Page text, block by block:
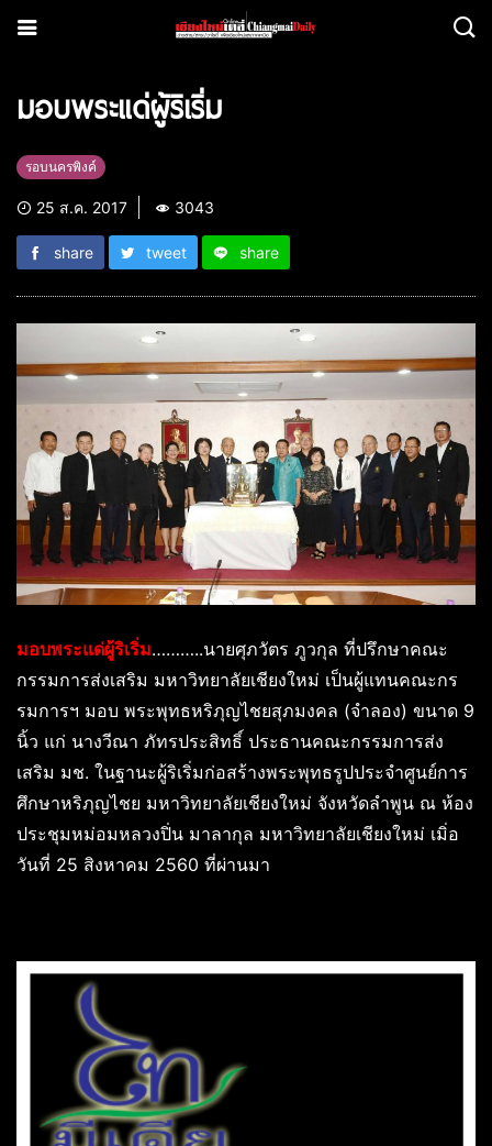
มอบพระแด่ผู้ริเริ่ม
รอบนครพิงค์
25 ส.ค. 2017 3043
share tweet share
มอบพระแด่ผู้ริเริ่ม………..นายศุภวัตร ภูวกุล ที่ปรึกษาคณะ
กรรมการส่งเสริม มหาวิทยาลัยเชียงใหม่ เป็นผู้แทนคณะกร
รมการฯ มอบ พระพุทธหริภุญไชยสุภมงคล (จำลอง) ขนาด 9
นิ้ว แก่ นางวีณา ภัทรประสิทธิ์ ประธานคณะกรรมการส่ง
เสริม มช. ในฐานะผู้ริเริ่มก่อสร้างพระพุทธรูปประจำศูนย์การ
ศึกษาหริภุญไชย มหาวิทยาลัยเชียงใหม่ จังหวัดลำพูน ณ ห้อง
ประชุมหม่อมหลวงปิ่น มาลากุล มหาวิทยาลัยเชียงใหม่ เมิ่อ
วันที่ 25 สิงหาคม 2560 ที่ผ่านมา